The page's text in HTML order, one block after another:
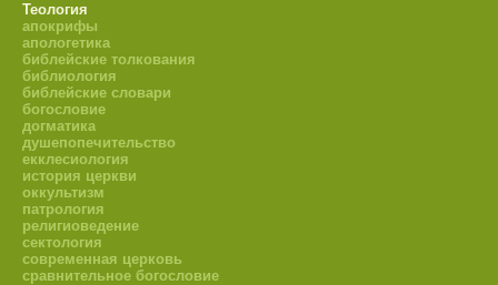
Теология
апокрифы
апологетика
библейские толкования
библиология
библейские словари
богословие
догматика
душепопечительство
екклесиология
история церкви
оккультизм
патрология
религиоведение
сектология
современная церковь
сравнительное богословие